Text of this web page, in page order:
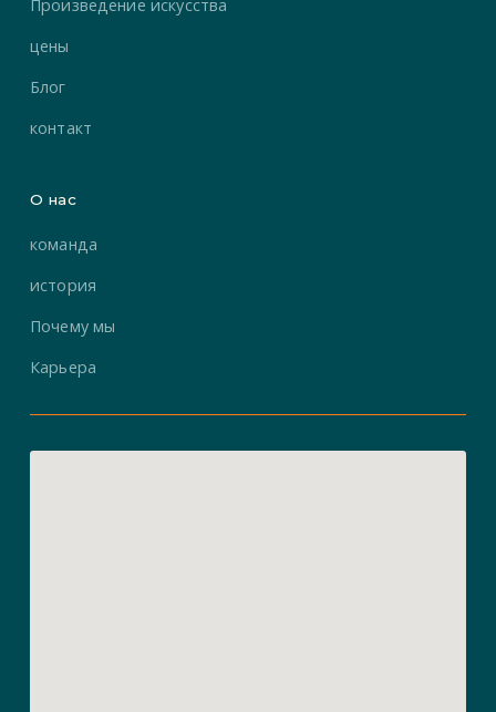
Произведение искусства
цены
Блог
контакт
О нас
команда
история
Почему мы
Карьера